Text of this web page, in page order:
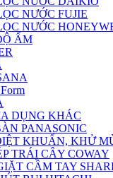
NƯỚC FUJIE
NƯỚC
ẨM
DỤNG KHÁC
PANASONIC
KHUẨN, KHỬ
TRÁI CÂY COWAY
CẦM TAY